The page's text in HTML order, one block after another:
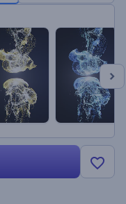
promociones de
anuncios de
más. ¡Pruébelo